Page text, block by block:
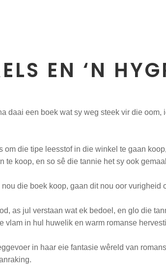
EN ‘N
daai een boek wat sy weg steek vir die oom,
om die tipe leesstof in die winkel te gaan
te koop, en so sê die tannie het sy ook
die boek koop, gaan dit nou oor vurigheid
as jul verstaan wat ek bedoel, en glo die
vlam in hul huwelik en warm romanse
in haar eie fantasie wêreld van